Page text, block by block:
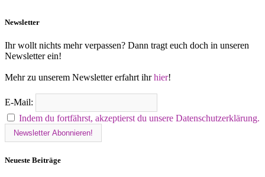
Newsletter
Ihr wollt nichts mehr verpassen? Dann tragt euch doch in unseren
Newsletter ein!
Mehr zu unserem Newsletter erfahrt ihrhier!
E-Mail:
Indem du fortfährst, akzeptierst du unsere Datenschutzerklärung.
Neueste Beiträge